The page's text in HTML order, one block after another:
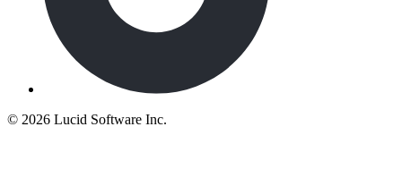
© 2026 Lucid Software Inc.